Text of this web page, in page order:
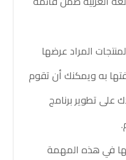
المراد عرضها
به ويمكنك أن تقوم
على تطوير برنامج
في هذه المهمة